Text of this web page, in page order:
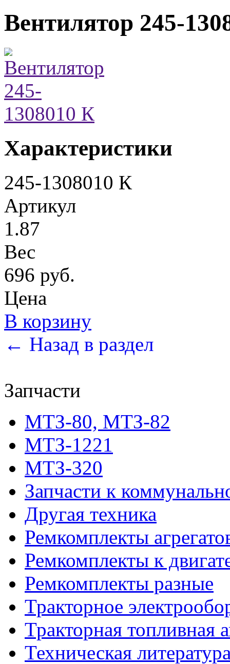
Вентилятор 245-
Характеристики
245-1308010 К
Артикул
1.87
Вес
696 руб.
Цена
В корзину
← Назад в раздел
Запчасти
МТЗ-80, МТЗ-82
МТЗ-1221
МТЗ-320
Запчасти к
Другая техника
Ремкомплекты
Ремкомплекты к
Ремкомплекты разные
Тракторное
Тракторная топливная
Техническая